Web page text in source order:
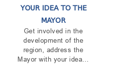
YOUR IDEA TO THE
MAYOR
Get involved in the
development of the
region, address the
Mayor with your idea…